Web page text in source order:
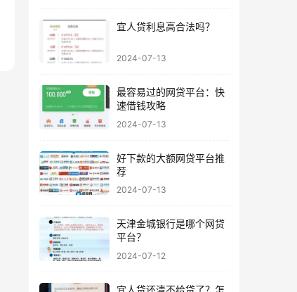
宜人贷利息高合法吗？
2024-07-13
最容易过的网贷平台：快
速借钱攻略
2024-07-13
好下款的大额网贷平台推
荐
2024-07-13
天津金城银行是哪个网贷
平台？
2024-07-12
宜人贷还清不给贷了？怎